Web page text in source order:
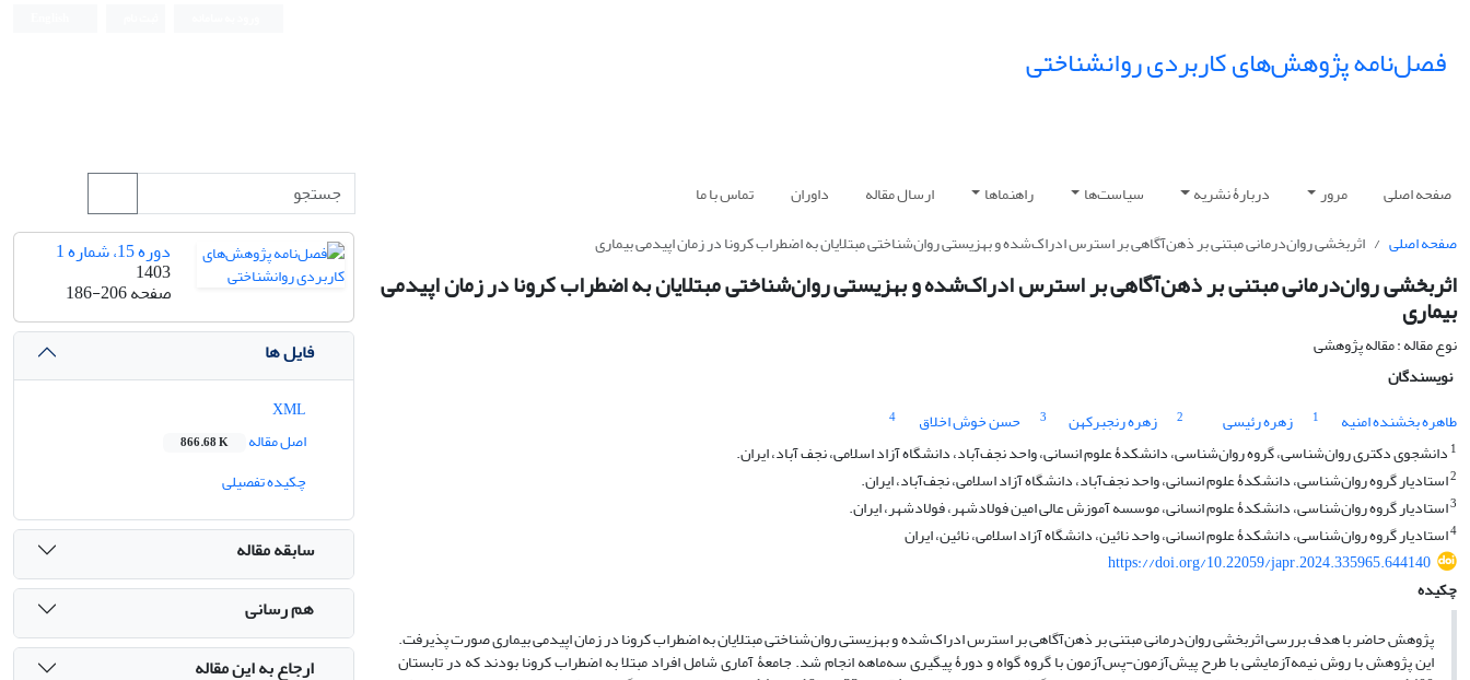
فصل‌نامه پژوهش‌های کاربردی روانشناختی
صفحه اصلی مرور دربارۀ نشریه سیاست‌ها راهنماها ارسال مقاله داوران
تماس با ما
صفحه اصلی
اثربخشی روان‌درمانی مبتنی بر ذهن‌آگاهی بر استرس ادراک‌شده و بهزیستی روان‌شناختی مبتلایان به اضطراب کرونا در زمان اپیدمی بیماری
اثربخشی روان‌درمانی مبتنی بر ذهن‌آگاهی بر استرس ادراک‌شده و بهزیستی روان‌شناختی مبتلایان به اضطراب کرونا در زمان اپیدمی
بیماری
نوع مقاله : مقاله پژوهشی
نویسندگان
طاهره بخشنده امنیه
1 زهره رئیسی 2 زهره رنجبرکهن 3 حسن خوش اخلاق
4
1 دانشجوی دکتری روان‌شناسی، گروه روان‌شناسی، دانشکدۀ علوم انسانی، واحد نجف‌آباد، دانشگاه آزاد اسلامی، نجف آباد، ایران.
2استادیار گروه روان‌شناسی، دانشکدۀ علوم انسانی، واحد نجف‌آباد، دانشگاه آزاد اسلامی، نجف‌آباد، ایران.
3استادیار گروه روان‌شناسی، دانشکدۀ علوم انسانی، موسسه آموزش عالی امین فولادشهر، فولادشهر، ایران.
4استادیار گروه روان‌شناسی، دانشکدۀ علوم انسانی، واحد نائین، دانشگاه آزاد اسلامی، نائین، ایران
https://doi.org/10.22059/japr.2024.335965.644140
چکیده
پژوهش حاضر با هدف بررسی اثربخشی روان‌درمانی مبتنی بر ذهن‌آگاهی بر استرس ادراک‌شده و بهزیستی روان‌شناختی مبتلایان به اضطراب کرونا در زمان اپیدمی بیماری صورت پذیرفت.
این پژوهش با روش نیمه‌آزمایشی با طرح پیش‌آزمون-پس‌آزمون با گروه گواه و دورۀ پیگیری سه‌ماهه انجام شد. جامعۀ آماری شامل افراد مبتلا به اضطراب کرونا بودند که در تابستان
دوره 15، شماره 1
1403
صفحه186-206
فایل ها
اصل مقاله
866.68 K
چکیده تفصیلی
سابقه مقاله
هم رسانی
ارجاع به این مقاله